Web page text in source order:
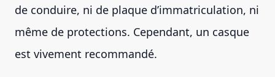
de conduire, ni de plaque d’immatriculation, ni
même de protections. Cependant, un casque
est vivement recommandé.